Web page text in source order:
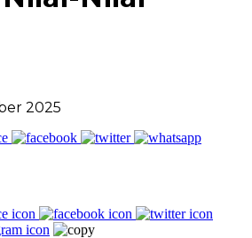
2025